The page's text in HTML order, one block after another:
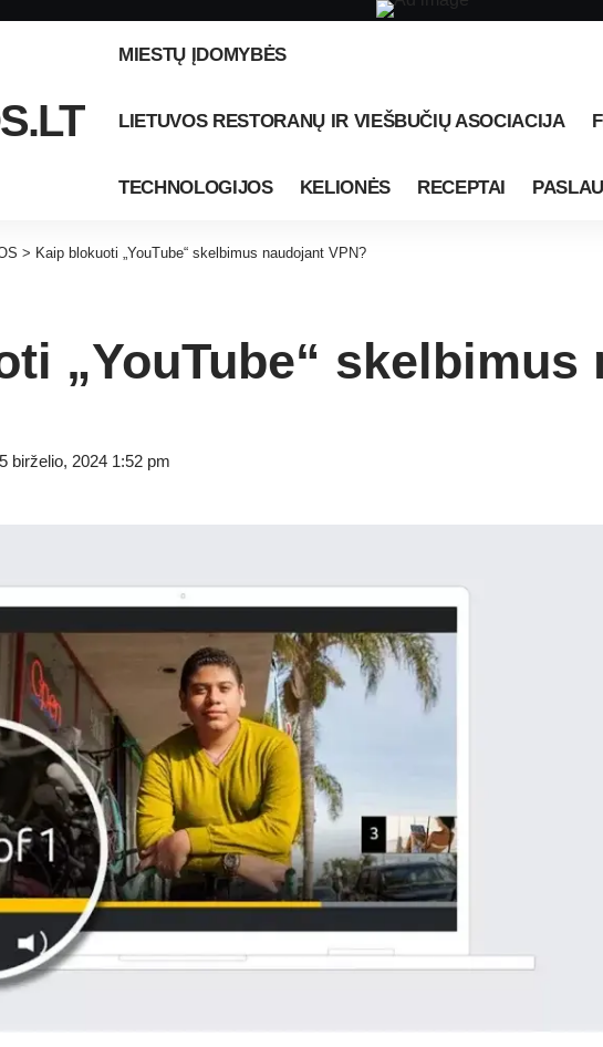
MIESTŲ ĮDOMYBĖS
LIETUVOS RESTORANŲ IR VIEŠBUČIŲ ASOCIACIJA
TECHNOLOGIJOS KELIONĖS RECEPTAI
> Kaip blokuoti „YouTube“ skelbimus naudojant VPN?
„YouTube“ skelbimus
birželio, 2024 1:52 pm